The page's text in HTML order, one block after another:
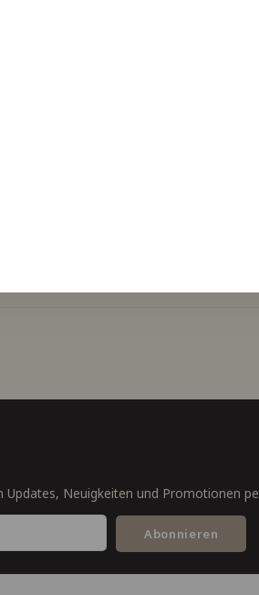
Updates, Neuigkeiten und Promotionen
Abonnieren